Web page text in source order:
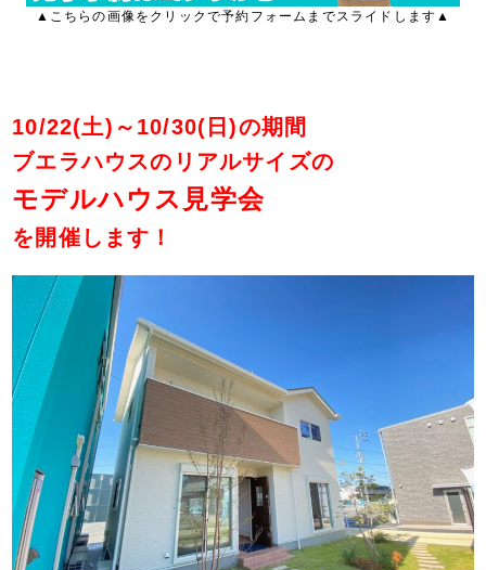
▲こちらの画像をクリックで予約フォームまでスライドします▲
10/22(土)～10/30(日)の期間
ブエラハウスのリアルサイズの
モデルハウス見学会
を開催します！